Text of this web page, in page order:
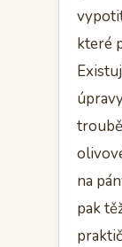
které
na
pak